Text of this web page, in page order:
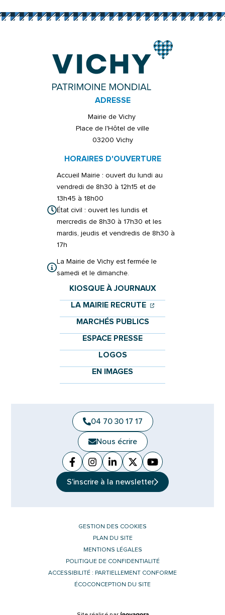
ADRESSE
Mairie de Vichy
Place de l'Hôtel de ville
03200 Vichy
HORAIRES D'OUVERTURE
Accueil Mairie : ouvert du lundi au
vendredi de 8h30 à 12h15 et de
13h45 à 18h00
État civil : ouvert les lundis et
mercredis de 8h30 à 17h30 et les
mardis, jeudis et vendredis de 8h30 à
17h
La Mairie de Vichy est fermée le
samedi et le dimanche.
KIOSQUE À JOURNAUX
LA MAIRIE RECRUTE (OUVERTURE
(OUVERTURE
MARCHÉS PUBLICS
ESPACE PRESSE
LOGOS
EN IMAGES
04 70 30 17 17
Nous écrire
Facebook
(ouverture dans un nouvel onglet)
Instagram
(ouverture dans un nouvel
Linkedin
(ouverture dans un nouvel
X (Twitter)
(ouverture dans un
YouTube
(ouverture dans
S'inscrire à la newsletter
GESTION DES COOKIES
PLAN DU SITE
MENTIONS LÉGALES
POLITIQUE DE CONFIDENTIALITÉ
ACCESSIBILITÉ : PARTIELLEMENT CONFORME
ÉCOCONCEPTION DU SITE